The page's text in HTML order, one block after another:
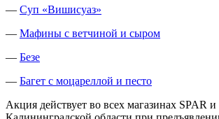
— Суп «Вишисуаз»
— Мафины с ветчиной и сыром
— Безе
— Багет с моцареллой и песто
Акция действует во всех магазинах SPAR